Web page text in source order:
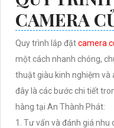
CAMERA
Quy trình lắp đặtcamera
một cách nhanh chóng,
thuật giàu kinh nghiệm và
đây là các bước chi tiết
hàng tại An Thành Phát:
1. Tư vấn và đánh giá